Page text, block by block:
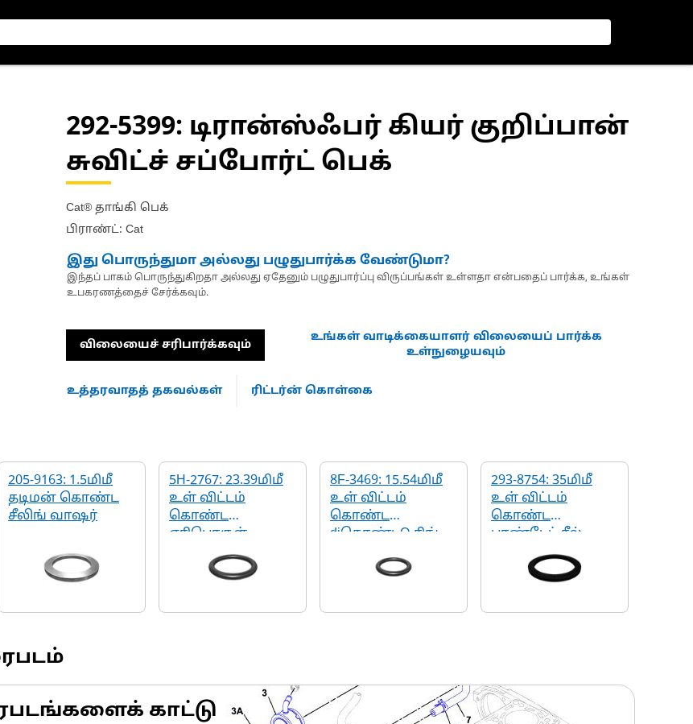
292-5399: டிரான்ஸ்ஃபர் கியர் குறிப்பான்
சுவிட்ச் சப்போர்ட் பெக்
Cat® தாங்கி பெக்
பிராண்ட்: Cat
இது பொருந்துமா அல்லது பழுதுபார்க்க வேண்டுமா?
இந்தப் பாகம் பொருந்துகிறதா அல்லது ஏதேனும் பழுதுபார்ப்பு விருப்பங்கள் உள்ளதா என்பதைப் பார்க்க, உங்கள்
உபகரணத்தைச் சேர்க்கவும்.
விலையைச் சரிபார்க்கவும்
உங்கள் வாடிக்கையாளர் விலையைப் பார்க்க
உள்நுழையவும்
உத்தரவாதத் தகவல்கள் ரிட்டர்ன் கொள்கை
205-9163: 1.5மிமீ
தடிமன் கொண்ட
சீலிங் வாஷர்
5H-2767: 23.39மிமீ
உள் விட்டம்
கொண்ட
எரிபொருள்
இன்செக்‌ஷன்
வால்வு O-வளைய
8F-3469: 15.54மிமீ
உள் விட்டம்
கொண்ட
diகொண்டO-ரிங்
293-8754: 35மிமீ
உள் விட்டம்
கொண்ட
பாண்டேட் சீல்
காட்டு